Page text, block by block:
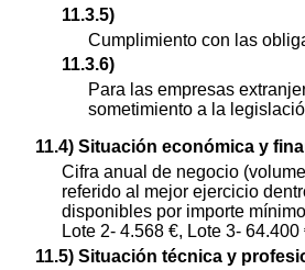
11.3.5)
Cumplimiento con las
11.3.6)
Para las empresas
sometimiento a la
11.4) Situación económica y
Cifra anual de negocio
referido al mejor ejercicio
disponibles por importe
Lote 2- 4.568 €, Lote 3-
11.5) Situación técnica y